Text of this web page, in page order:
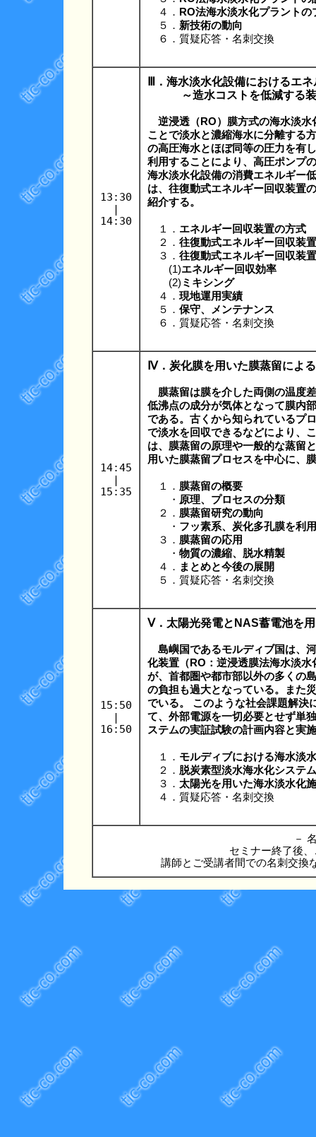
４． RO法海水淡水化プラント
５． 新技術の動向
６．質疑応答・名刺交換
13:30
|
14:30
Ⅲ．海水淡水化設備におけるエ
～造水コストを低減する装
逆浸透（RO）膜方式の海水淡水
ことで淡水と濃縮海水に分離する
の高圧海水とほぼ同等の圧力を有
利用することにより、高圧ポンプ
海水淡水化設備の消費エネルギー
は、往復動式エネルギー回収装置
紹介する。
１． エネルギー回収装置の方式
２． 往復動式エネルギー回収装
３． 往復動式エネルギー回収装
(1)エネルギー回収効率
(2) ミキシング
４． 現地運用実績
５． 保守、メンテナンス
６．質疑応答・名刺交換
14:45
|
15:35
Ⅳ．炭化膜を用いた膜蒸留によ
膜蒸留は膜を介した両側の温度
低沸点の成分が気体となって膜内
である。古くから知られているプ
で淡水を回収できるなどにより、
は、膜蒸留の原理や一般的な蒸留
用いた膜蒸留プロセスを中心に、
１． 膜蒸留の概要
・ 原理、プロセスの分類
２． 膜蒸留研究の動向
・ フッ素系、炭化多孔膜を利
３． 膜蒸留の応用
・ 物質の濃縮、脱水精製
４． まとめと今後の展開
５．質疑応答・名刺交換
15:50
|
16:50
Ⅴ．太陽光発電とNAS蓄電池を
島嶼国であるモルディブ国は、
化装置（RO：逆浸透膜法海水淡
が、首都圏や都市部以外の多くの
の負担も過大となっている。また
でいる。 このような社会課題解決
て、外部電源を一切必要とせず単
ステムの実証試験の計画内容と実
１． モルディブにおける海水淡
２． 脱炭素型淡水海水化システ
３． 太陽光を用いた海水淡水化
４．質疑応答・名刺交換
－
セミナー終了後
講師とご受講者間での名刺交換